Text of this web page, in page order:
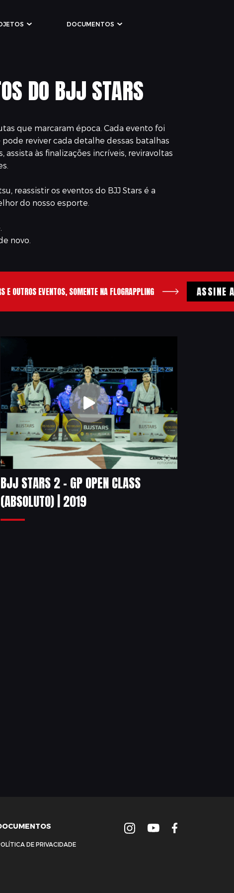
DOCUMENTOS
DO BJJ STARS
que marcaram época. Cada evento foi
reviver cada detalhe dessas batalhas
às finalizações incríveis, reviravoltas
reassistir os eventos do BJJ Stars é a
do nosso esporte.
novo.
EVENTOS, SOMENTE NA FLOGRAPPLING ASSINE A
BJJ STARS 2 – GP OPEN CLASS
(ABSOLUTO) | 2019
DE PRIVACIDADE